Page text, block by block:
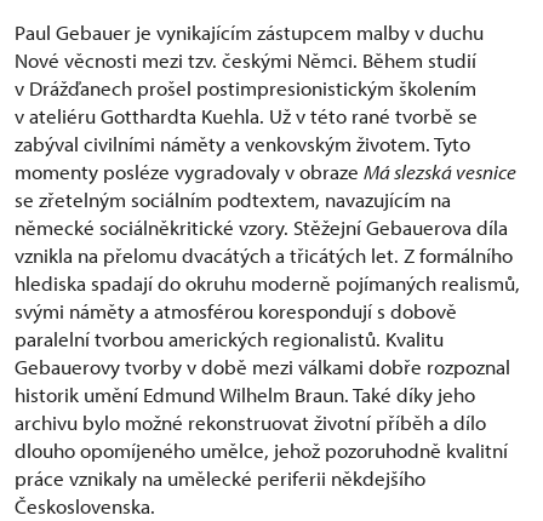
Paul Gebauer je vynikajícím zástupcem malby v duchu
Nové věcnosti mezi tzv. českými Němci. Během studií
v Drážďanech prošel postimpresionistickým školením
v ateliéru Gotthardta Kuehla. Už v této rané tvorbě se
zabýval civilními náměty a venkovským životem. Tyto
momenty posléze vygradovaly v obraze Má slezská vesnice
se zřetelným sociálním podtextem, navazujícím na
německé sociálněkritické vzory. Stěžejní Gebauerova díla
vznikla na přelomu dvacátých a třicátých let. Z formálního
hlediska spadají do okruhu moderně pojímaných realismů,
svými náměty a atmosférou korespondují s dobově
paralelní tvorbou amerických regionalistů. Kvalitu
Gebauerovy tvorby v době mezi válkami dobře rozpoznal
historik umění Edmund Wilhelm Braun. Také díky jeho
archivu bylo možné rekonstruovat životní příběh a dílo
dlouho opomíjeného umělce, jehož pozoruhodně kvalitní
práce vznikaly na umělecké periferii někdejšího
Československa.